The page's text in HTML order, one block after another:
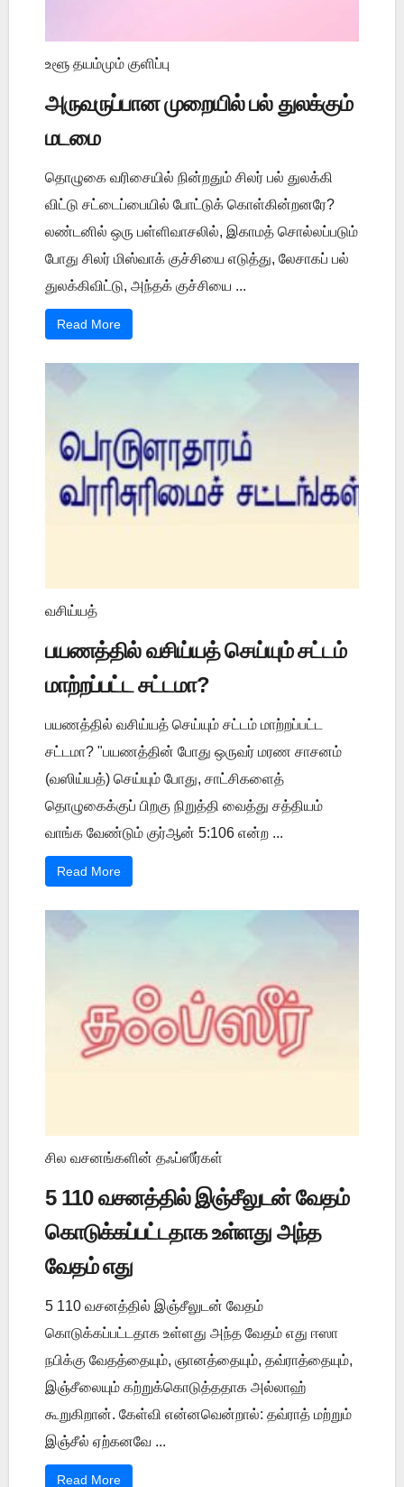
உளூ தயம்மும் குளிப்பு
அருவருப்பான முறையில் பல் துலக்கும்
மடமை
தொழுகை வரிசையில் நின்றதும் சிலர் பல் துலக்கி
விட்டு சட்டைப்பையில் போட்டுக் கொள்கின்றனரே?
லண்டனில் ஒரு பள்ளிவாசலில், இகாமத் சொல்லப்படும்
போது சிலர் மிஸ்வாக் குச்சியை எடுத்து, லேசாகப் பல்
துலக்கிவிட்டு, அந்தக் குச்சியை ...
Read More
வசிய்யத்
பயணத்தில் வசிய்யத் செய்யும் சட்டம்
மாற்றப்பட்ட சட்டமா?
பயணத்தில் வசிய்யத் செய்யும் சட்டம் மாற்றப்பட்ட
சட்டமா? "பயணத்தின் போது ஒருவர் மரண சாசனம்
(வஸிய்யத்) செய்யும் போது, சாட்சிகளைத்
தொழுகைக்குப் பிறகு நிறுத்தி வைத்து சத்தியம்
வாங்க வேண்டும் குர்ஆன் 5:106 என்ற ...
Read More
சில வசனங்களின் தஃப்ஸீர்கள்
5 110 வசனத்தில் இஞ்சீலுடன் வேதம்
கொடுக்கப்பட்டதாக உள்ளது அந்த
வேதம் எது
5 110 வசனத்தில் இஞ்சீலுடன் வேதம்
கொடுக்கப்பட்டதாக உள்ளது அந்த வேதம் எது ஈஸா
நபிக்கு வேதத்தையும், ஞானத்தையும், தவ்ராத்தையும்,
இஞ்சீலையும் கற்றுக்கொடுத்ததாக அல்லாஹ்
கூறுகிறான். கேள்வி என்னவென்றால்: தவ்ராத் மற்றும்
இஞ்சீல் ஏற்கனவே ...
Read More